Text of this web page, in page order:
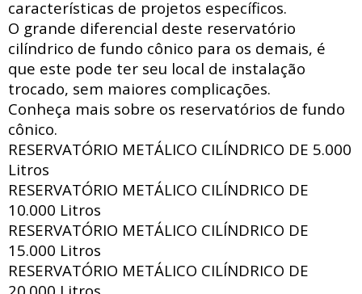
características de projetos específicos.
O grande diferencial deste reservatório
cilíndrico de fundo cônico para os demais, é
que este pode ter seu local de instalação
trocado, sem maiores complicações.
Conheça mais sobre os reservatórios de fundo
cônico.
RESERVATÓRIO METÁLICO CILÍNDRICO DE 5.000
Litros
RESERVATÓRIO METÁLICO CILÍNDRICO DE
10.000 Litros
RESERVATÓRIO METÁLICO CILÍNDRICO DE
15.000 Litros
RESERVATÓRIO METÁLICO CILÍNDRICO DE